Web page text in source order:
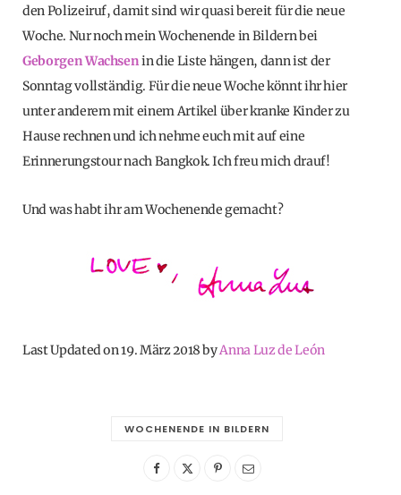
den Polizeiruf, damit sind wir quasi bereit für die neue
Woche. Nur noch mein Wochenende in Bildern bei
Geborgen Wachsenin die Liste hängen, dann ist der
Sonntag vollständig. Für die neue Woche könnt ihr hier
unter anderem mit einem Artikel über kranke Kinder zu
Hause rechnen und ich nehme euch mit auf eine
Erinnerungstour nach Bangkok. Ich freu mich drauf!
Und was habt ihr am Wochenende gemacht?
Last Updated on 19. März 2018 byAnna Luz de León
WOCHENENDE IN BILDERN